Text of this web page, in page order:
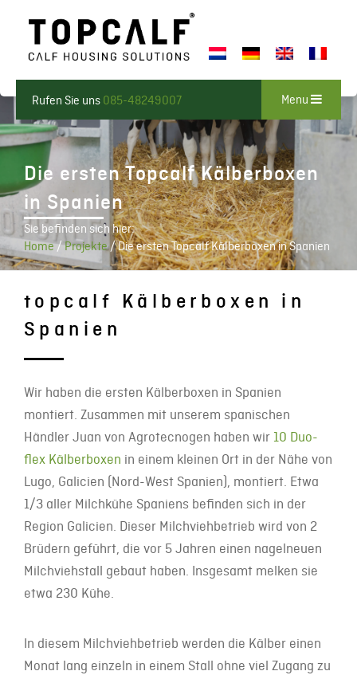
Rufen Sie uns 085-48249007 Menu
Die ersten Topcalf Kälberboxen
in Spanien
Sie befinden sich hier:
Home/Projekte/Die ersten Topcalf Kälberboxen in Spanien
topcalf Kälberboxen in
Spanien
Wir haben die ersten Kälberboxen in Spanien
montiert. Zusammen mit unserem spanischen
Händler Juan von Agrotecnogen haben wir 10 Duo-
flex Kälberboxen in einem kleinen Ort in der Nähe von
Lugo, Galicien (Nord-West Spanien), montiert. Etwa
1/3 aller Milchkühe Spaniens befinden sich in der
Region Galicien. Dieser Milchviehbetrieb wird von 2
Brüdern geführt, die vor 5 Jahren einen nagelneuen
Milchviehstall gebaut haben. Insgesamt melken sie
etwa 230 Kühe.
In diesem Milchviehbetrieb werden die Kälber einen
Monat lang einzeln in einem Stall ohne viel Zugang zu